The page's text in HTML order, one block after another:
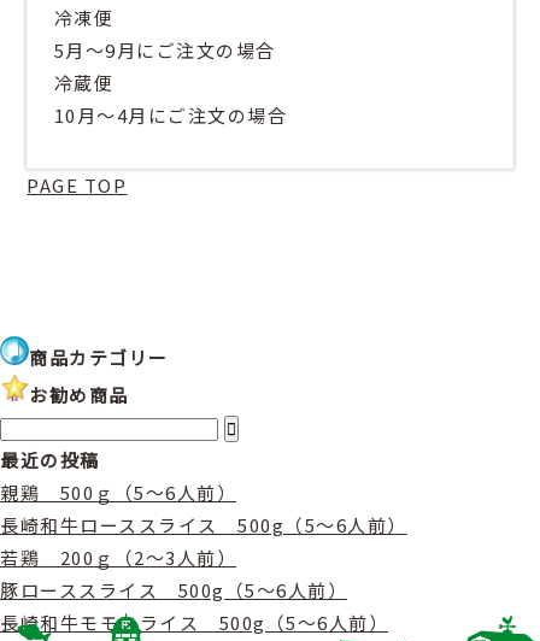
冷凍便
5月～9月にご注文の場合
冷蔵便
10月～4月にご注文の場合
PAGE TOP
商品カテゴリー
お勧め商品
最近の投稿
親鶏 500ｇ（5〜6人前）
長崎和牛ローススライス 500g（5〜6人前）
若鶏 200ｇ（2〜3人前）
豚ローススライス 500g（5〜6人前）
長崎和牛モモスライス 500g（5〜6人前）